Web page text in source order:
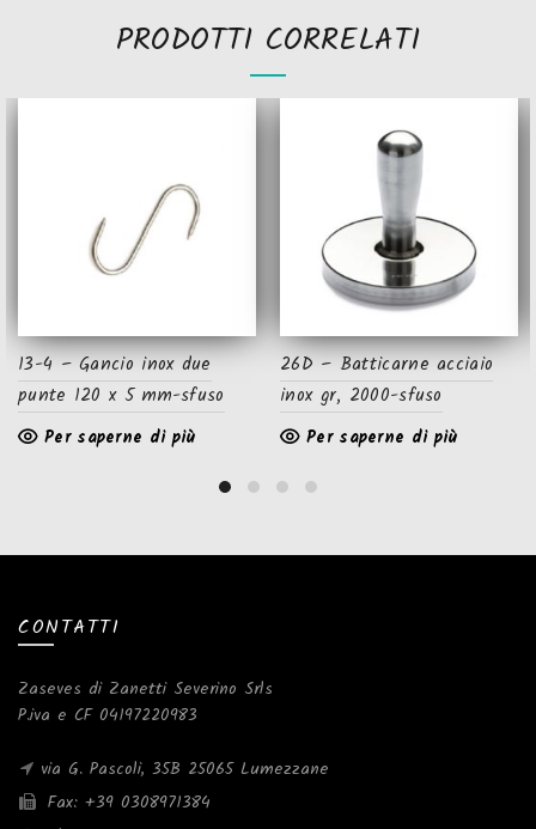
PRODOTTI CORRELATI
13-4 – Gancio inox due
punte 120 x 5 mm-sfuso
Per saperne di più
26D – Batticarne acciaio
inox gr, 2000-sfuso
Per saperne di più
CONTATTI
Zaseves di Zanetti Severino Srls
P.iva e CF 04197220983
via G. Pascoli, 35B 25065 Lumezzane
Fax: +39 0308971384